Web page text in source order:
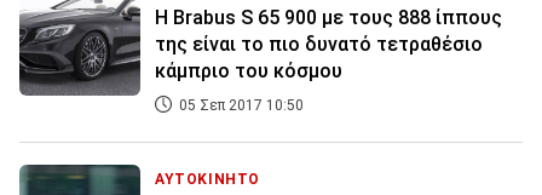
Η Brabus S 65 900 με τους 888 ίππους
της είναι το πιο δυνατό τετραθέσιο
κάμπριο του κόσμου
05 Σεπ 2017 10:50
ΑΥΤΟΚΙΝΗΤΟ